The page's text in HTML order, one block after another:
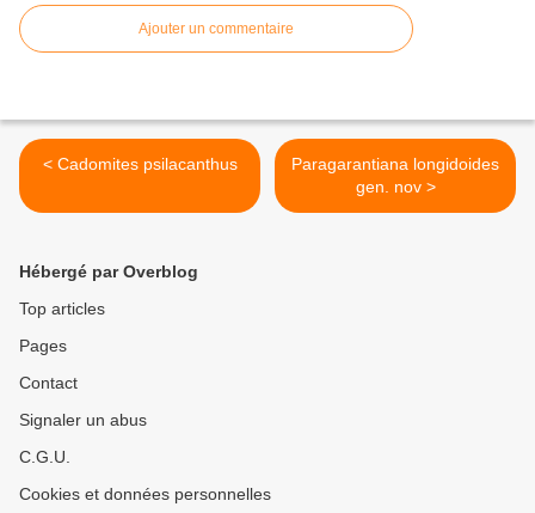
Ajouter un commentaire
< Cadomites psilacanthus
Paragarantiana longidoides
gen. nov >
Hébergé par Overblog
Top articles
Pages
Contact
Signaler un abus
C.G.U.
Cookies et données personnelles